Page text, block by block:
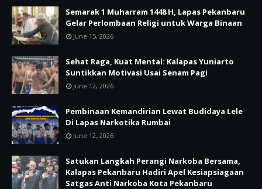
Semarak 1 Muharram 1448 H, Lapas Pekanbaru
Gelar Perlombaan Religi untuk Warga Binaan
June 15, 2026
Sehat Raga, Kuat Mental: Kalapas Yuniarto
Suntikkan Motivasi Usai Senam Pagi
June 12, 2026
Pembinaan Kemandirian Lewat Budidaya Lele
Di Lapas Narkotika Rumbai
June 12, 2026
Satukan Langkah Perangi Narkoba Bersama,
Kalapas Pekanbaru Hadiri Apel Kesiapsiagaan
Satgas Anti Narkoba Kota Pekanbaru